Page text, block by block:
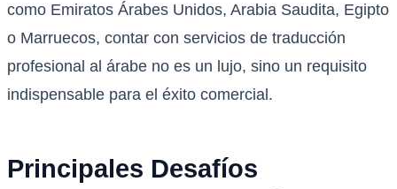
como Emiratos Árabes Unidos, Arabia Saudita, Egipto
o Marruecos, contar con servicios de traducción
profesional al árabe no es un lujo, sino un requisito
indispensable para el éxito comercial.
Principales Desafíos